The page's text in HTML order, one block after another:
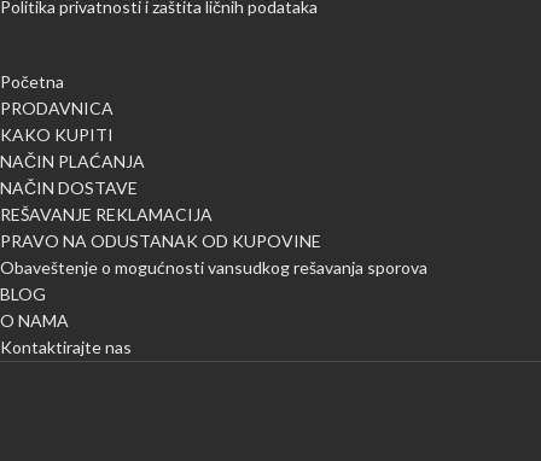
Politika privatnosti i zaštita ličnih podataka
Početna
PRODAVNICA
KAKO KUPITI
NAČIN PLAĆANJA
NAČIN DOSTAVE
REŠAVANJE REKLAMACIJA
PRAVO NA ODUSTANAK OD KUPOVINE
Obaveštenje o mogućnosti vansudkog rešavanja sporova
BLOG
O NAMA
Kontaktirajte nas